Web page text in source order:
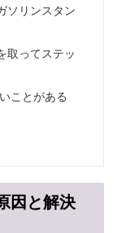
ンスタン
ってステッ
ことがある
と解決